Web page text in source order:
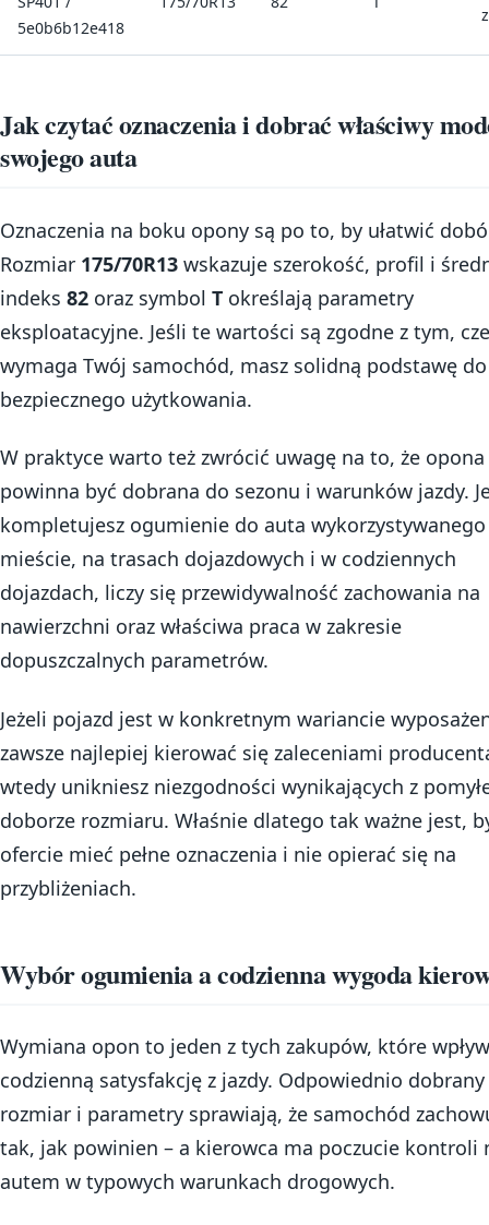
5e0b6b12e418
Jak czytać oznaczenia i dobrać właściwy
swojego auta
Oznaczenia na boku opony są po to, by ułatwić
Rozmiar 175/70R13 wskazuje szerokość, profil i
indeks 82 oraz symbol T określają parametry
eksploatacyjne. Jeśli te wartości są zgodne z tym,
wymaga Twój samochód, masz solidną podstawę do
bezpiecznego użytkowania.
W praktyce warto też zwrócić uwagę na to, że opona
powinna być dobrana do sezonu i warunków jazdy.
kompletujesz ogumienie do auta
mieście, na trasach dojazdowych i w codziennych
dojazdach, liczy się przewidywalność zachowania na
nawierzchni oraz właściwa praca w zakresie
dopuszczalnych parametrów.
Jeżeli pojazd jest w konkretnym wariancie
zawsze najlepiej kierować się zaleceniami
wtedy unikniesz niezgodności wynikających z
doborze rozmiaru. Właśnie dlatego tak ważne jest,
ofercie mieć pełne oznaczenia i nie opierać się na
przybliżeniach.
Wybór ogumienia a codzienna wygoda
Wymiana opon to jeden z tych zakupów, które
codzienną satysfakcję z jazdy. Odpowiednio dobrany
rozmiar i parametry sprawiają, że samochód
tak, jak powinien – a kierowca ma poczucie kontroli
autem w typowych warunkach drogowych.